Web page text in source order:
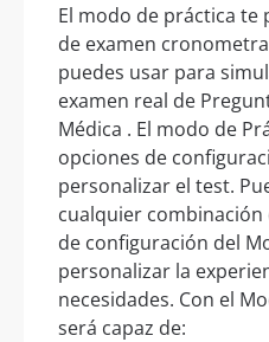
El modo de práctica
de examen
puedes usar para
examen real de
Médica . El modo de
opciones de
personalizar el test.
cualquier combinación
de configuración del
personalizar la
necesidades. Con el
será capaz de: